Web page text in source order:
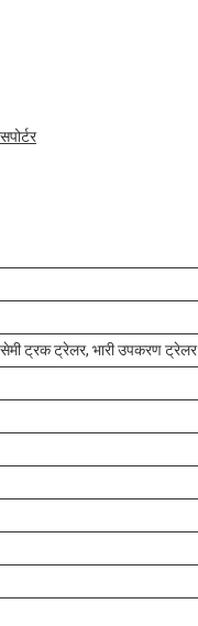
ट्रक ट्रेलर, भारी उपकरण ट्रेलर